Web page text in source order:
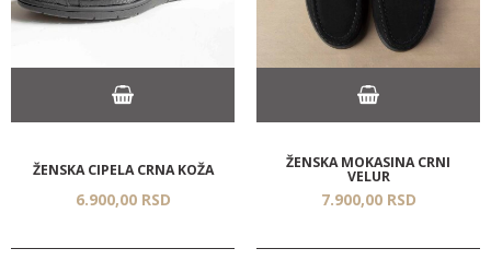
ŽENSKA CIPELA CRNA KOŽA
6.900,00 RSD
ŽENSKA MOKASINA CRNI
VELUR
7.900,00 RSD